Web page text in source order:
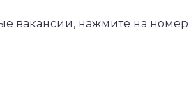
вакансии, нажмите на